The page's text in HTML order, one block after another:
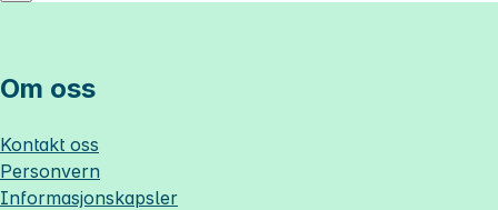
Om oss
Kontakt oss
Personvern
Informasjonskapsler